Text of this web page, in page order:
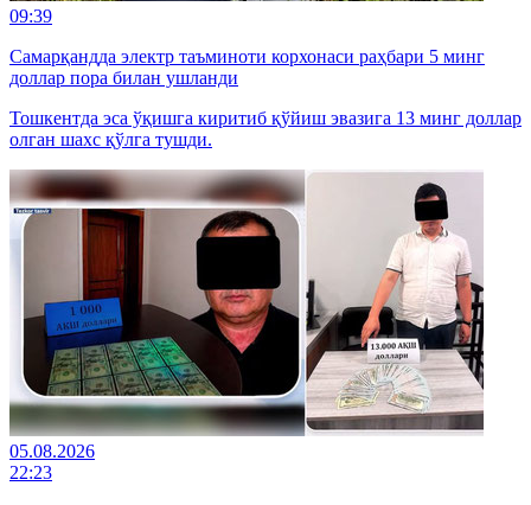
09:39
Самарқандда электр таъминоти корхонаси раҳбари 5 минг
доллар пора билан ушланди
Тошкентда эса ўқишга киритиб қўйиш эвазига 13 минг доллар
олган шахс қўлга тушди.
05.08.2026
22:23